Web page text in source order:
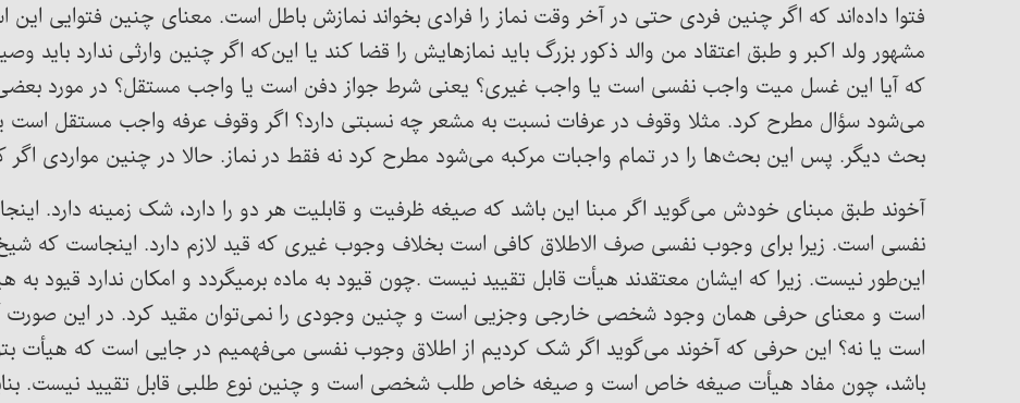
فتوا داده‌اند که اگر چنین فردی حتی در آخر وقت نماز را فرادی بخواند نمازش باطل است. معنای چنین
مشهور ولد اکبر و طبق اعتقاد من والد ذکور بزرگ باید نمازهایش را قضا کند یا این‌که اگر چنین وارثی ندارد
که آیا این غسل میت واجب نفسی است یا واجب غیری؟ یعنی شرط جواز دفن است یا واجب مستقل؟ در مورد
می‌شود سؤال مطرح کرد. مثلا وقوف در عرفات نسبت به مشعر چه نسبتی دارد؟ اگر وقوف عرفه واجب مستقل
بحث دیگر. پس این بحث‌ها را در تمام واجبات مرکبه می‌شود مطرح کرد نه فقط در نماز. حالا در چنین مواردی
آخوند طبق مبنای خودش می‌گوید اگر مبنا این باشد که صیغه ظرفیت و قابلیت هر دو را دارد، شک زمینه دارد.
نفسی است. زیرا برای وجوب نفسی صرف الاطلاق کافی است بخلاف وجوب غیری که قید لازم دارد. اینجاست که شیخ
این‌طور نیست. زیرا که ایشان معتقدند هیأت قابل تقیید نیست .چون قیود به ماده برمیگردد و امکان ندارد قیود به
است و معنای حرفی همان وجود شخصی خارجی وجزیی است و چنین وجودی را نمی‌توان مقید کرد. در این صورت
است یا نه؟ این حرفی که آخوند می‌گوید اگر شک کردیم از اطلاق وجوب نفسی می‌فهمیم در جایی است که هیأت
باشد، چون مفاد هیأت صیغه خاص است و صیغه خاص طلب شخصی است و چنین نوع طلبی قابل تقیید نیست.